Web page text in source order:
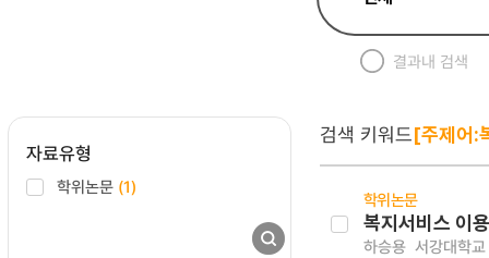
결과내 검색
자료유형
학위논문 (1)
검색 키워드[주제어:
학위논문
복지서비스 이
하승용 서강대학